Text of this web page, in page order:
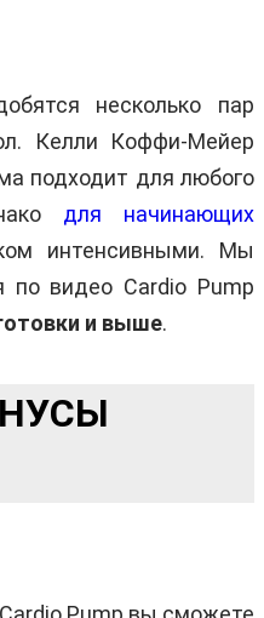
несколько пар
Келли Коффи-Мейер
подходит для любого
для начинающих
интенсивными. Мы
по видео Cardio Pump
и выше.